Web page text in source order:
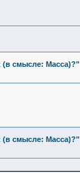
(в смысле: Масса)?"
(в смысле: Масса)?"